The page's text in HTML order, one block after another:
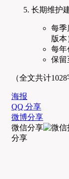
长期维护
每季
版本
每年
保留
（全文共计
海报
QQ 分享
微博分享
微信分享
分享